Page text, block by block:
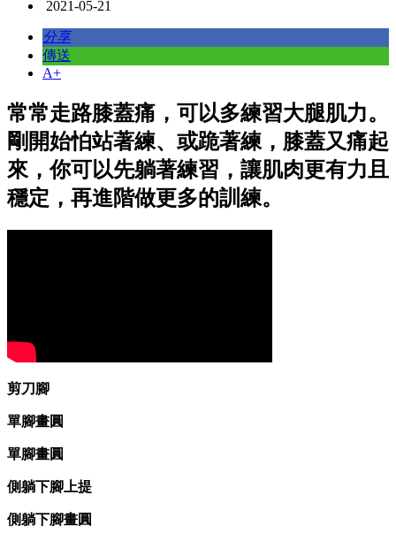
2021-05-21
分享
傳送
A+
常常走路膝蓋痛，可以多練習大腿肌力。
剛開始怕站著練、或跪著練，膝蓋又痛起
來，你可以先躺著練習，讓肌肉更有力且
穩定，再進階做更多的訓練。
剪刀腳
單腳畫圓
單腳畫圓
側躺下腳上提
側躺下腳畫圓